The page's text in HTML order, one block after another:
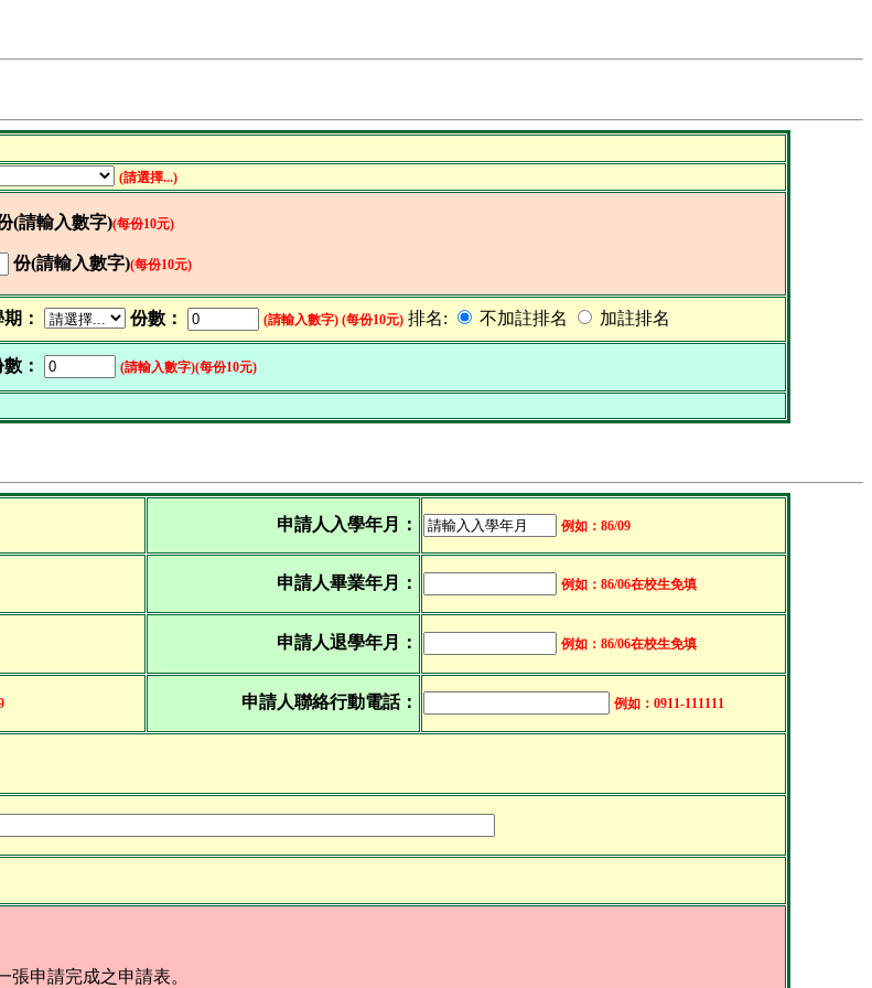
(請選擇...)
(請輸入數字)(每份10元)
份(請輸入數字)(每份10元)
： 份數： (請輸入數字)(每份10元) 排名: 不加註排名 加註排名
： (請輸入數字)(每份10元)
申請人入學年月： 例如：86/09
申請人畢業年月： 例如：86/06在校生免填
申請人退學年月： 例如：86/06在校生免填
申請人聯絡行動電話： 例如：0911-111111
申請完成之申請表。